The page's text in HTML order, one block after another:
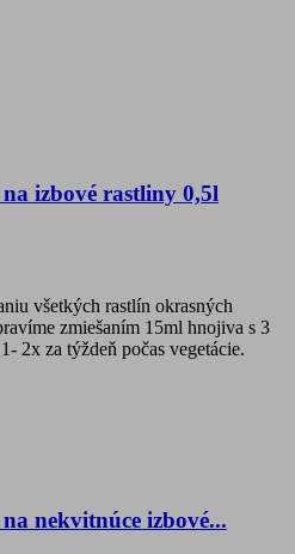
izbové rastliny 0,5l
všetkých rastlín okrasných
zmiešaním 15ml hnojiva s 3
2x za týždeň počas vegetácie.
nekvitnúce izbové...